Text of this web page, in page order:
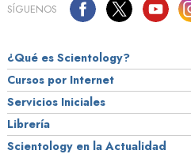
SÍGUENOS
¿Qué es Scientology?
Cursos por Internet
Servicios Iniciales
Librería
Scientology en la Actualidad